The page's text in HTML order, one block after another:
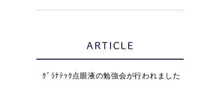
ARTICLE
ｸﾞﾗﾅﾃｯｸ点眼液の勉強会が行われました